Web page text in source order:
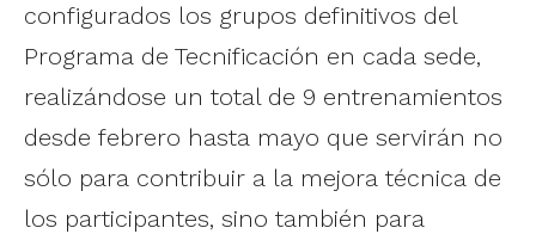
configurados los grupos definitivos del
Programa de Tecnificación en cada sede,
realizándose un total de 9 entrenamientos
desde febrero hasta mayo que servirán no
sólo para contribuir a la mejora técnica de
los participantes, sino también para